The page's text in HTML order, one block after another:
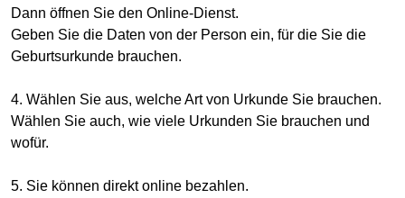
Dann öffnen Sie den Online-Dienst.
Geben Sie die Daten von der Person ein, für die Sie die
Geburtsurkunde brauchen.
4. Wählen Sie aus, welche Art von Urkunde Sie brauchen.
Wählen Sie auch, wie viele Urkunden Sie brauchen und
wofür.
5. Sie können direkt online bezahlen.